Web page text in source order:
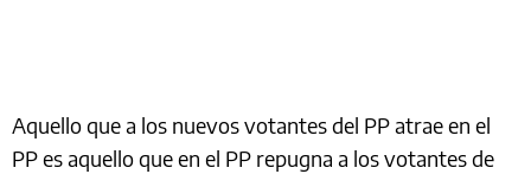
Aquello que a los nuevos votantes del PP atrae en el
PP es aquello que en el PP repugna a los votantes de